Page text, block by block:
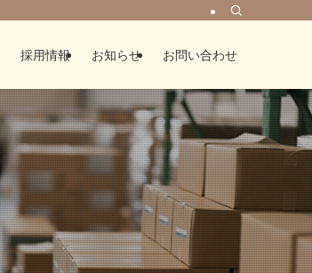
採用情報 お知らせ お問い合わせ